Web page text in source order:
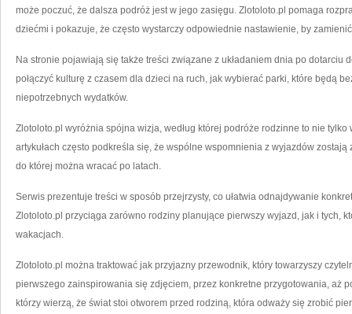
może poczuć, że dalsza podróż jest w jego zasięgu. Zlotoloto.pl pomaga
dziećmi i pokazuje, że często wystarczy odpowiednie nastawienie, by
Na stronie pojawiają się także treści związane z układaniem dnia po dotarciu
połączyć kulturę z czasem dla dzieci na ruch, jak wybierać parki, które będą
niepotrzebnych wydatków.
Zlotoloto.pl wyróżnia spójna wizja, według której podróże rodzinne to nie
artykułach często podkreśla się, że wspólne wspomnienia z wyjazdów
do której można wracać po latach.
Serwis prezentuje treści w sposób przejrzysty, co ułatwia odnajdywanie
Zlotoloto.pl przyciąga zarówno rodziny planujące pierwszy wyjazd, jak i tych,
wakacjach.
Zlotoloto.pl można traktować jak przyjazny przewodnik, który towarzyszy
pierwszego zainspirowania się zdjęciem, przez konkretne przygotowania, aż
którzy wierzą, że świat stoi otworem przed rodziną, która odważy się zrobić